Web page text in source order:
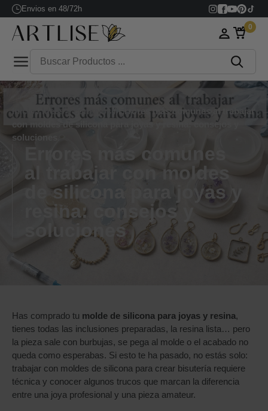
Envios en 48/72h
0
Inicio/Ideas y consejos / Errores más comunes al trabajar
con moldes de silicona para joyas y resina: consejos y
soluciones
Errores más comunes
al trabajar con moldes
de silicona para joyas y
resina: consejos y
soluciones
Has comprado tu molde de silicona para joyas y resina,
tienes todas las inclusiones preparadas, la resina lista… pero
la pieza sale con burbujas, se pega al molde o el acabado no
queda como esperabas. Si esto te ha pasado, no estás solo:
trabajar con moldes de silicona para crear bisutería requiere
técnica y conocer algunos trucos que marcan la diferencia
entre una joya profesional y una pieza amateur.